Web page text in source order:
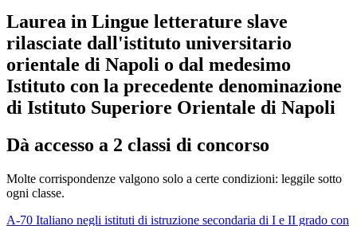
Laurea in Lingue letterature slave
rilasciate dall'istituto universitario
orientale di Napoli o dal medesimo
Istituto con la precedente denominazione
di Istituto Superiore Orientale di Napoli
Dà accesso a 2 classi di concorso
Molte corrispondenze valgono solo a certe condizioni: leggile sotto
ogni classe.
A-70 Italiano negli istituti di istruzione secondaria di I e II grado con